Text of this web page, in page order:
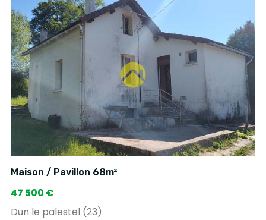
Maison / Pavillon 68m²
47 500 €
Dun le palestel (23)